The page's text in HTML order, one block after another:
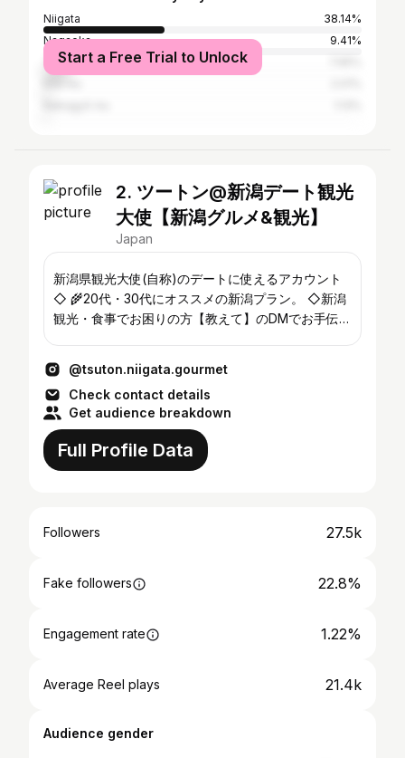
Niigata
38.14%
Nagaoka
9.41%
Tokyo
Start a Free Trial to Unlock
2. ツートン@新潟デート観光
大使【新潟グルメ&観光】
Japan
新潟県観光大使(自称)のデートに使えるアカウント
◇ 🌾20代・30代にオススメの新潟プラン。 ◇新潟
観光・食事でお困りの方【教えて】のDMでお手伝
@tsuton.niigata.gourmet
Check contact details
Get audience breakdown
Full Profile Data
Followers 27.5k
Fake followers 22.8%
Engagement rate 1.22%
Average Reel plays 21.4k
Audience gender